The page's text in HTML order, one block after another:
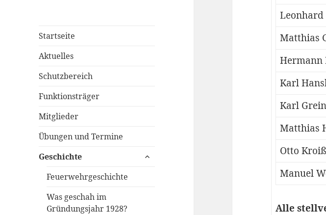
Startseite
Aktuelles
Schutzbereich
Funktionsträger
Mitglieder
Übungen und Termine
Geschichte
untermenü
Feuerwehrgeschichte
Was geschah im
Gründungsjahr 1928?
Leonhard
Matthias
Hermann
Karl
Karl
Matthias
Otto
Manuel
Alle